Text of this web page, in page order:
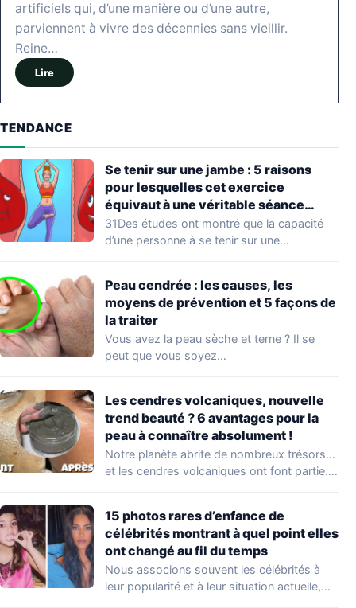
artificiels qui, d’une manière ou d’une autre,
parviennent à vivre des décennies sans vieillir.
Reine…
Lire
TENDANCE
Se tenir sur une jambe : 5 raisons
pour lesquelles cet exercice
équivaut à une véritable séance
d’entraînement
31Des études ont montré que la capacité
d’une personne à se tenir sur une…
Peau cendrée : les causes, les
moyens de prévention et 5 façons de
la traiter
Vous avez la peau sèche et terne ? Il se
peut que vous soyez…
Les cendres volcaniques, nouvelle
trend beauté ? 6 avantages pour la
peau à connaître absolument !
Notre planète abrite de nombreux trésors…
et les cendres volcaniques ont font partie.
15 photos rares d’enfance de
célébrités montrant à quel point elles
ont changé au fil du temps
Nous associons souvent les célébrités à
leur popularité et à leur situation actuelle,